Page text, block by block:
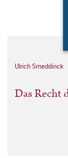
Ulrich Smeddinck
Das Recht